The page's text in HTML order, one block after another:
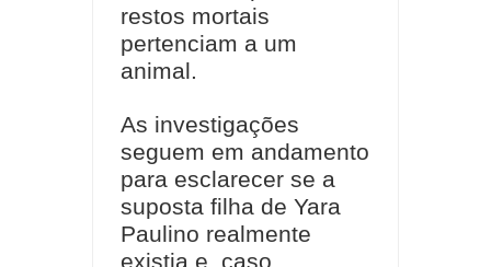
restos mortais
pertenciam a um
animal.
As investigações
seguem em andamento
para esclarecer se a
suposta filha de Yara
Paulino realmente
existia e, caso